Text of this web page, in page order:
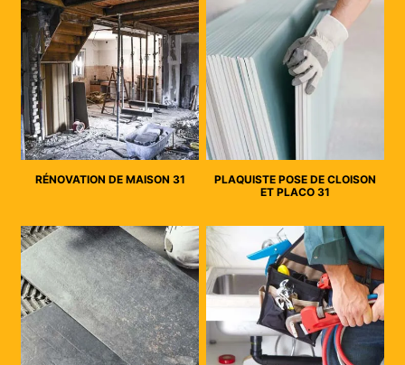
RÉNOVATION DE MAISON 31
PLAQUISTE POSE DE CLOISON
ET PLACO 31